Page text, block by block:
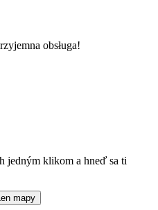
obsługa!
jedným klikom a hneď sa ti
mapy